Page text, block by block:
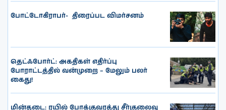
போட்டோகிராபர்- ‌ திரைப்பட விமர்சனம்
தெட்ஃபோர்ட்: அகதிகள் எதிர்ப்பு
போராட்டத்தில் வன்முறை – மேலும் பலர்
கைது!
மின்தடை: ரயில் போக்குவரத்து சீர்குலைவு